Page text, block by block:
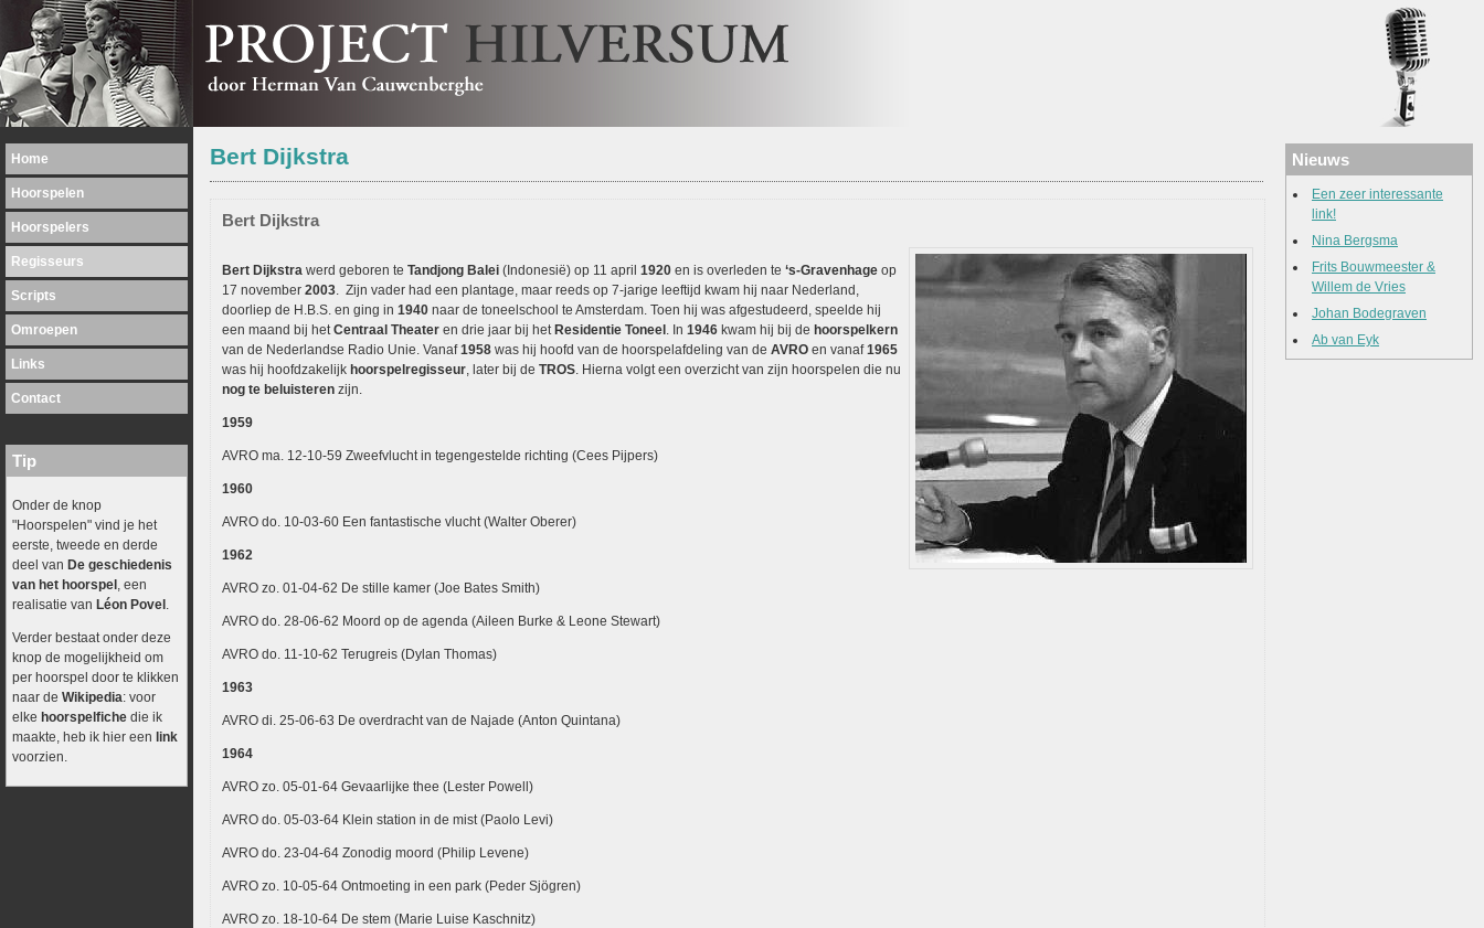
Bert Dijkstra
Bert Dijkstra
Bert Dijkstra werd geboren te Tandjong Balei (Indonesië) op 11 april 1920 en is overleden te ‘s-Gravenhage op
17 november 2003. Zijn vader had een plantage, maar reeds op 7-jarige leeftijd kwam hij naar Nederland,
doorliep de H.B.S. en ging in 1940 naar de toneelschool te Amsterdam. Toen hij was afgestudeerd, speelde hij
een maand bij hetCentraal Theater en drie jaar bij het Residentie Toneel . In 1946 kwam hij bij de hoorspelkern
van de Nederlandse Radio Unie. Vanaf1958 was hij hoofd van de hoorspelafdeling van de AVRO en vanaf1965
was hij hoofdzakelijk hoorspelregisseur, later bij de TROS. Hierna volgt een overzicht van zijn hoorspelen die nu
nog te beluisteren zijn.
1959
AVRO ma. 12-10-59 Zweefvlucht in tegengestelde richting (Cees Pijpers)
1960
AVRO do. 10-03-60 Een fantastische vlucht (Walter Oberer)
1962
AVRO zo. 01-04-62 De stille kamer (Joe Bates Smith)
AVRO do. 28-06-62 Moord op de agenda (Aileen Burke & Leone Stewart)
AVRO do. 11-10-62 Terugreis (Dylan Thomas)
1963
AVRO di. 25-06-63 De overdracht van de Najade (Anton Quintana)
1964
AVRO zo. 05-01-64 Gevaarlijke thee (Lester Powell)
AVRO do. 05-03-64 Klein station in de mist (Paolo Levi)
AVRO do. 23-04-64 Zonodig moord (Philip Levene)
AVRO zo. 10-05-64 Ontmoeting in een park (Peder Sjögren)
AVRO zo. 18-10-64 De stem (Marie Luise Kaschnitz)
Nieuws
Een zeer interessante
link!
Nina Bergsma
Frits Bouwmeester &
Willem de Vries
Johan Bodegraven
Ab van Eyk
Home
Hoorspelen
Hoorspelers
Regisseurs
Scripts
Omroepen
Links
Contact
Tip
Onder de knop
"Hoorspelen" vind je het
eerste, tweede en derde
deel van De geschiedenis
van het hoorspel , een
realisatie van Léon Povel .
Verder bestaat onder deze
knop de mogelijkheid om
per hoorspel door te klikken
naar deWikipedia: voor
elke hoorspelfiche die ik
maakte, heb ik hier een link
voorzien.